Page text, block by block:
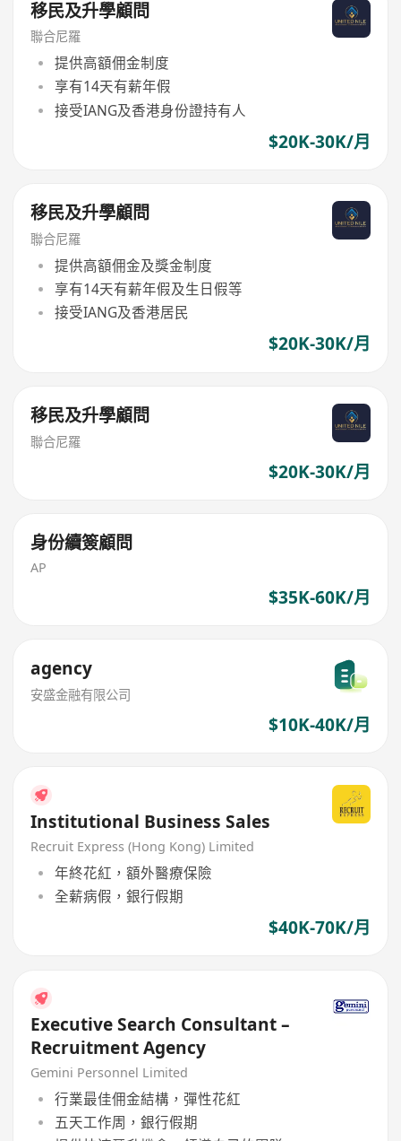
移民及升學顧問
聯合尼羅
提供高額佣金制度
享有14天有薪年假
接受IANG及香港身份證持有人
$20K-30K/月
移民及升學顧問
聯合尼羅
提供高額佣金及獎金制度
享有14天有薪年假及生日假等
接受IANG及香港居民
$20K-30K/月
移民及升學顧問
聯合尼羅
$20K-30K/月
身份續簽顧問
AP
$35K-60K/月
agency
安盛金融有限公司
$10K-40K/月
Institutional Business Sales
Recruit Express (Hong Kong) Limited
年終花紅，額外醫療保險
全薪病假，銀行假期
$40K-70K/月
Executive Search Consultant –
Recruitment Agency
Gemini Personnel Limited
行業最佳佣金結構，彈性花紅
五天工作周，銀行假期